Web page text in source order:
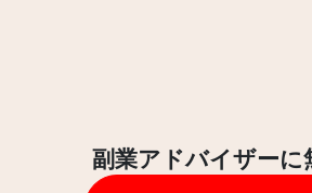
副業アドバイザーに